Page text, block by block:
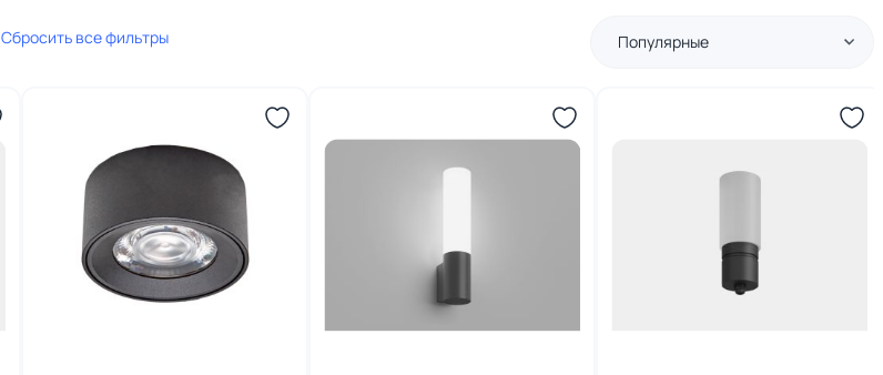
Сбросить все фильтры Популярные